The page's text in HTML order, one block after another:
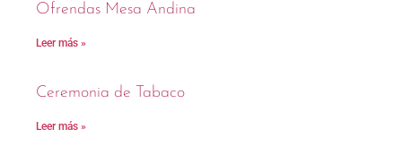
Ofrendas Mesa Andina
Leer más »
Ceremonia de Tabaco
Leer más »